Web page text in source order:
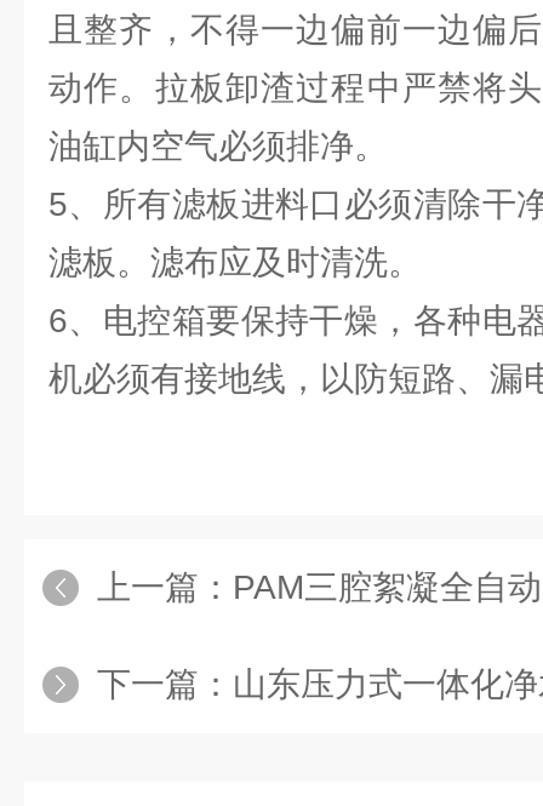
且整齐，不得一边偏前一边偏
动作。拉板卸渣过程中严禁将
油缸内空气必须排净。
5、所有滤板进料口必须清除干
滤板。滤布应及时清洗。
6、电控箱要保持干燥，各种电
机必须有接地线，以防短路、漏
上一篇： PAM三腔絮凝全自
下一篇： 山东压力式一体化